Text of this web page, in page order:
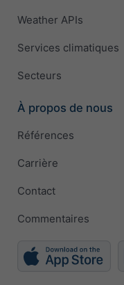
Weather APIs
Services climatiques
Secteurs
À propos de nous
Références
Carrière
Contact
Commentaires